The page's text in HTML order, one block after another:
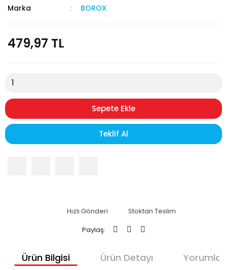
Marka BOROX
479,97 TL
Sepete Ekle
Teklif Al
Hızlı Gönderi
Stoktan Teslim
Paylaş:
Ürün Bilgisi Ürün Detayı Yorumlar